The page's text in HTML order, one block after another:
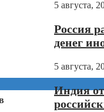
5 августа,
Россия
денег
5 августа,
Индия